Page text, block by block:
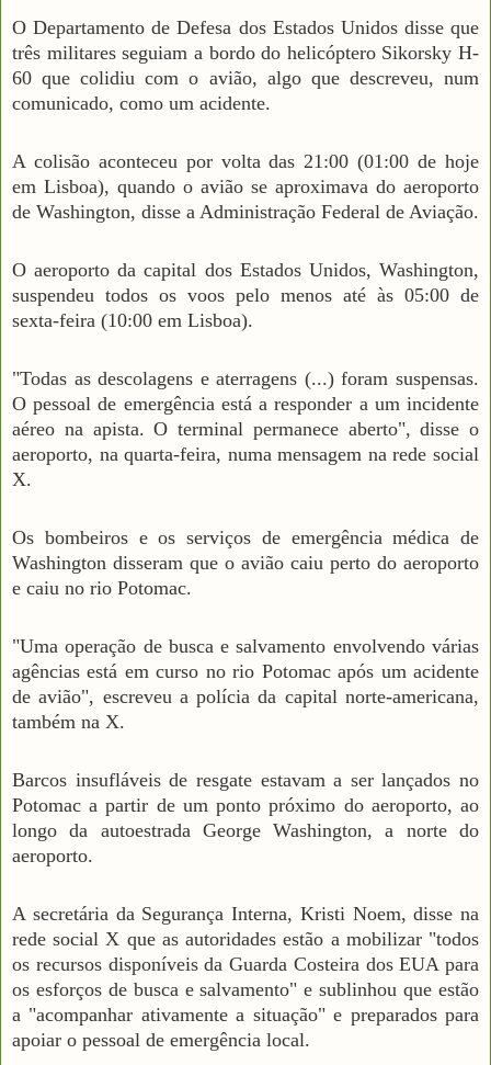
O Departamento de Defesa dos Estados Unidos disse que
três militares seguiam a bordo do helicóptero Sikorsky H-
60 que colidiu com o avião, algo que descreveu, num
comunicado, como um acidente.
A colisão aconteceu por volta das 21:00 (01:00 de hoje
em Lisboa), quando o avião se aproximava do aeroporto
de Washington, disse a Administração Federal de Aviação.
O aeroporto da capital dos Estados Unidos, Washington,
suspendeu todos os voos pelo menos até às 05:00 de
sexta-feira (10:00 em Lisboa).
"Todas as descolagens e aterragens (...) foram suspensas.
O pessoal de emergência está a responder a um incidente
aéreo na apista. O terminal permanece aberto", disse o
aeroporto, na quarta-feira, numa mensagem na rede social
X.
Os bombeiros e os serviços de emergência médica de
Washington disseram que o avião caiu perto do aeroporto
e caiu no rio Potomac.
"Uma operação de busca e salvamento envolvendo várias
agências está em curso no rio Potomac após um acidente
de avião", escreveu a polícia da capital norte-americana,
também na X.
Barcos insufláveis de resgate estavam a ser lançados no
Potomac a partir de um ponto próximo do aeroporto, ao
longo da autoestrada George Washington, a norte do
aeroporto.
A secretária da Segurança Interna, Kristi Noem, disse na
rede social X que as autoridades estão a mobilizar "todos
os recursos disponíveis da Guarda Costeira dos EUA para
os esforços de busca e salvamento" e sublinhou que estão
a "acompanhar ativamente a situação" e preparados para
apoiar o pessoal de emergência local.